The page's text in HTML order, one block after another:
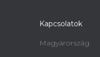
Kapcsolatok
Magyarország